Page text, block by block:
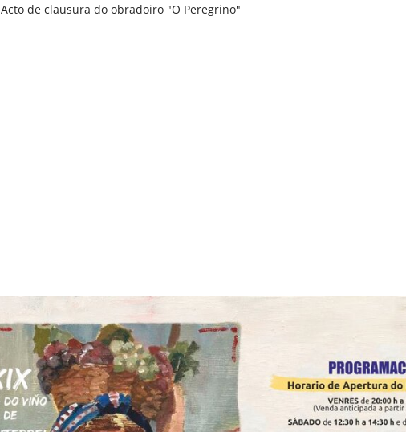
Acto de clausura do obradoiro "O Peregrino"